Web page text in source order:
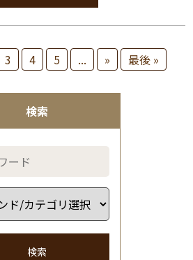
検索
検索
3 4 5 ... » 最後 »